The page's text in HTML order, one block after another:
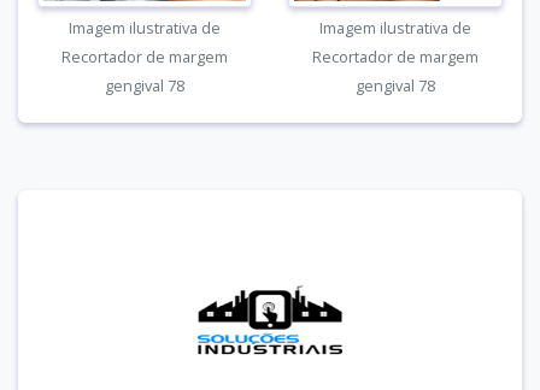
Imagem ilustrativa de
Recortador de margem
gengival 78
Imagem ilustrativa de
Recortador de margem
gengival 78